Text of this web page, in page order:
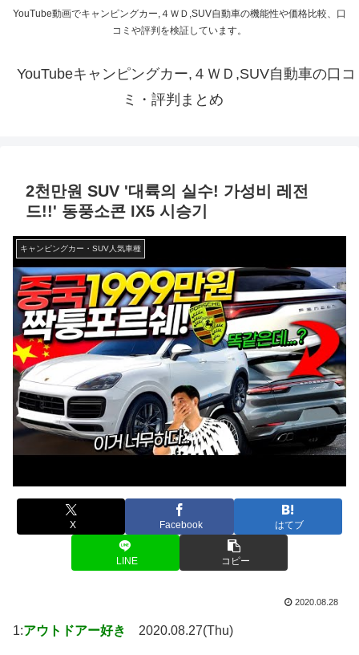
YouTube動画でキャンピングカー,４ＷＤ,SUV自動車の機能性や価格比較、口
コミや評判を検証しています。
YouTubeキャンピングカー,４ＷＤ,SUV自動車の口コ
ミ・評判まとめ
2천만원 SUV '대륙의 실수! 가성비 레전
드!!' 동풍소콘 IX5 시승기
キャンピングカー・SUV人気車種
X Facebook はてブ
LINE コピー
2020.08.28
1:アウトドアー好き 2020.08.27(Thu)